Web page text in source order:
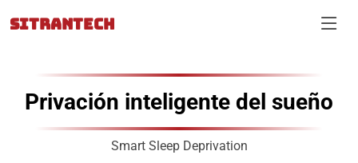
SITRANTECH
Privación inteligente del sueño
Smart Sleep Deprivation